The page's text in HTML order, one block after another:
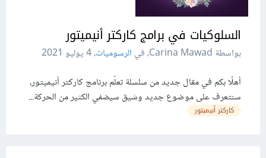
السلوكيات في برامج كاركتر أنيميتور
بواسطة Carina Mawad، في الرسوميات،4 يوليو 2021
أهلًا بكم في مقال جديد من سلسلة تعلّم برنامج كاركتر أنيميتور،
سنتعرف على موضوع جديد وشيق سيضفي الكثير من الحركة...
كاركتر أنيميتور